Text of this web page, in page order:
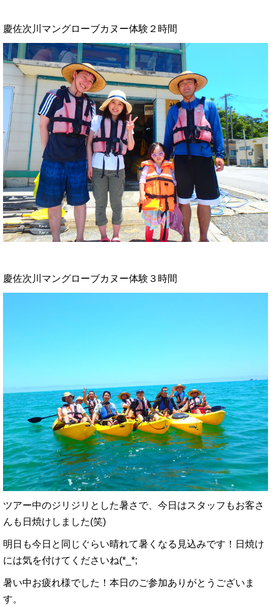
慶佐次川マングローブカヌー体験２時間
慶佐次川マングローブカヌー体験３時間
ツアー中のジリジリとした暑さで、今日はスタッフもお客さ
んも日焼けしました(笑)
明日も今日と同じぐらい晴れて暑くなる見込みです！日焼け
には気を付けてくださいね(*_*;
暑い中お疲れ様でした！本日のご参加ありがとうございま
す。